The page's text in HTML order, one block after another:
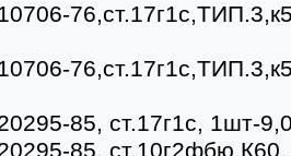
85, ст.17г1с, 1шт-